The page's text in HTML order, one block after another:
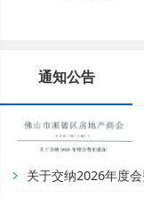
通知公告
关于交纳2026年度